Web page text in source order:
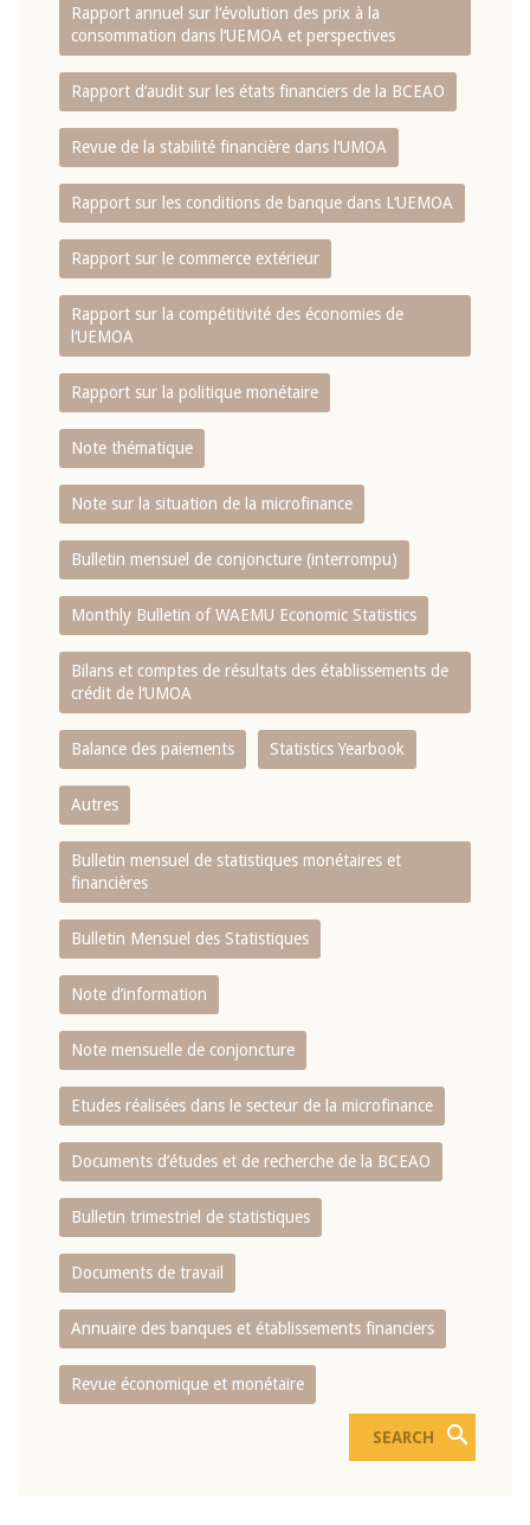
Rapport annuel sur l‘évolution des prix à la
consommation dans l‘UEMOA et perspectives
Rapport d‘audit sur les états financiers de la BCEAO
Revue de la stabilité financière dans l‘UMOA
Rapport sur les conditions de banque dans L‘UEMOA
Rapport sur le commerce extérieur
Rapport sur la compétitivité des économies de
l‘UEMOA
Rapport sur la politique monétaire
Note thématique
Note sur la situation de la microfinance
Bulletin mensuel de conjoncture (interrompu)
Monthly Bulletin of WAEMU Economic Statistics
Bilans et comptes de résultats des établissements de
crédit de l‘UMOA
Balance des paiements Statistics Yearbook
Autres
Bulletin mensuel de statistiques monétaires et
financières
Bulletin Mensuel des Statistiques
Note d’information
Note mensuelle de conjoncture
Etudes réalisées dans le secteur de la microfinance
Documents d’études et de recherche de la BCEAO
Bulletin trimestriel de statistiques
Documents de travail
Annuaire des banques et établissements financiers
Revue économique et monétaire